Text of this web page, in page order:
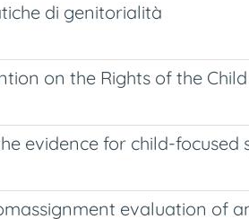
di genitorialità
on the Rights of the
evidence for child-
evaluation of